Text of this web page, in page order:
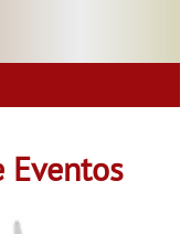
Eventos